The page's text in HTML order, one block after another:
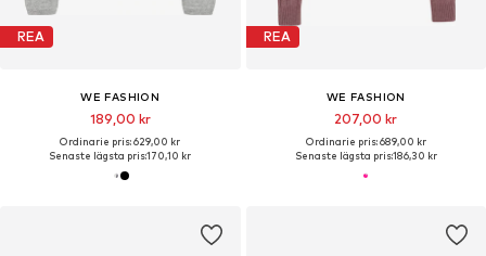
REA
WE FASHION
189,00 kr
Ordinarie pris: 629,00 kr
Senaste lägsta pris:170,10 kr
REA
WE FASHION
207,00 kr
Ordinarie pris: 689,00 kr
Senaste lägsta pris:186,30 kr